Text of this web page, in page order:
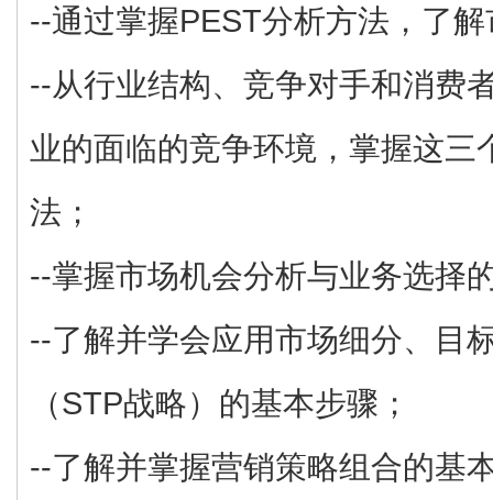
--通过掌握PEST分析方法，了
--从行业结构、竞争对手和消费
业的面临的竞争环境，掌握这三
法；
--掌握市场机会分析与业务选择
--了解并学会应用市场细分、目
（STP战略）的基本步骤；
--了解并掌握营销策略组合的基